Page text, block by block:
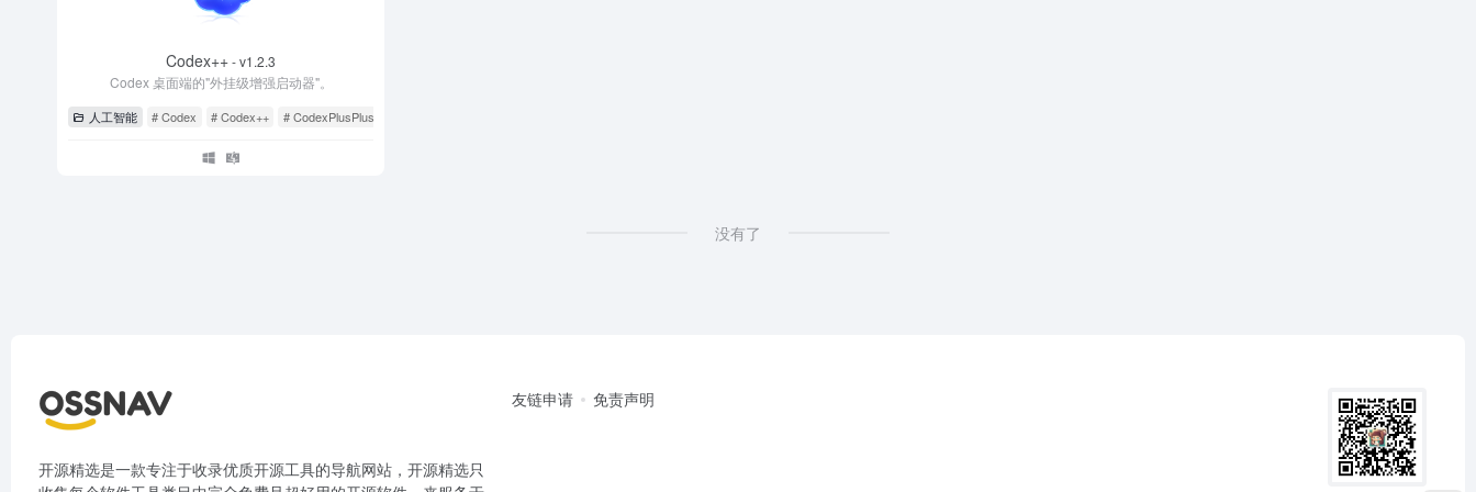
Codex++- v1.2.3
Codex 桌面端的"外挂级增强启动器"。
人工智能 # Codex # Codex++ # CodexPlusPlus
没有了
开源精选是一款专注于收录优质开源工具的导航网站，开源精选只
友链申请 免责声明